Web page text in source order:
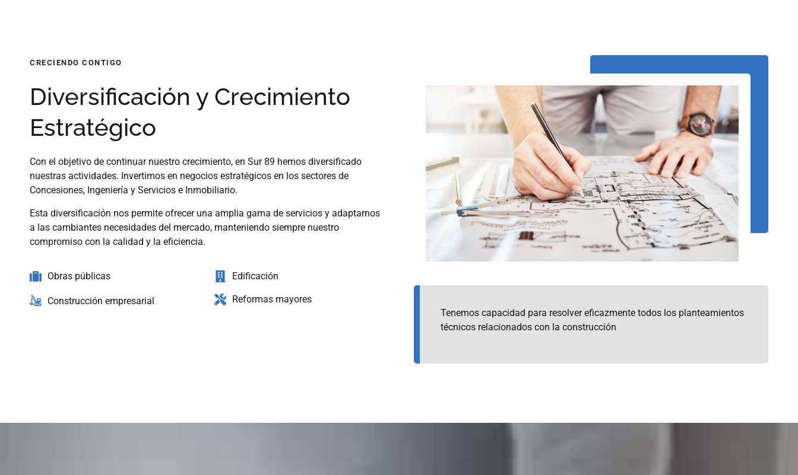
CRECIENDO CONTIGO
Diversificación y Crecimiento
Estratégico
Con el objetivo de continuar nuestro crecimiento, en Sur 89 hemos diversificado
nuestras actividades. Invertimos en negocios estratégicos en los sectores de
Concesiones, Ingeniería y Servicios e Inmobiliario.
Esta diversificación nos permite ofrecer una amplia gama de servicios y adaptarnos
a las cambiantes necesidades del mercado, manteniendo siempre nuestro
compromiso con la calidad y la eficiencia.
Obras públicas
Construcción empresarial
Edificación
Reformas mayores
Tenemos capacidad para resolver eficazmente todos los planteamientos
técnicos relacionados con la construcción